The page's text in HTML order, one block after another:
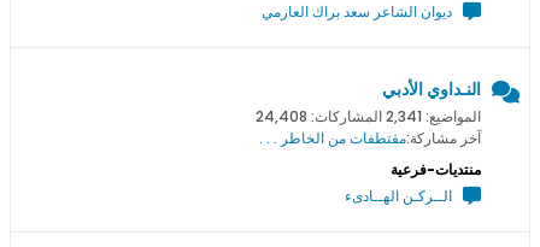
ديوان الشاعر سعد براك العازمي
النـداوي الأدبي
المواضيع: 2,341 المشاركات: 24,408
آخر مشاركة:مقتطفات من الخاطر . . .
منتديات-فرعية
الــركـن الهــادىء